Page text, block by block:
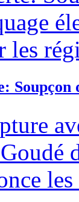
Soupçon